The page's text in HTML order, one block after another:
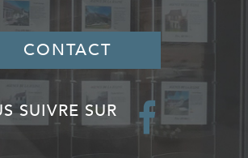
CONTACT
SUIVRE SUR